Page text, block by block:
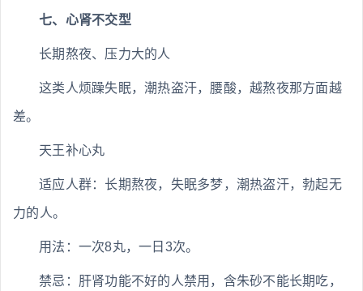
七、心肾不交型
长期熬夜、压力大的人
这类人烦躁失眠，潮热盗汗，腰酸，越熬夜那方面越
差。
天王补心丸
适应人群：长期熬夜，失眠多梦，潮热盗汗，勃起无
力的人。
用法：一次8丸，一日3次。
禁忌：肝肾功能不好的人禁用，含朱砂不能长期吃，